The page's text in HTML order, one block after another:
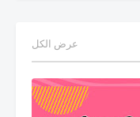
عرض الكل